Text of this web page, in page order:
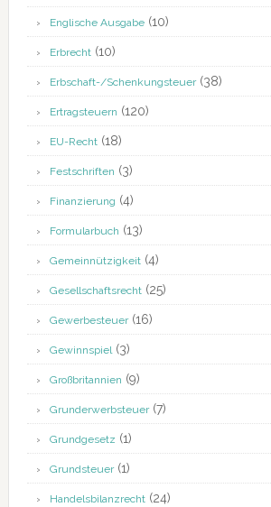
Englische Ausgabe(10)
Erbrecht(10)
Erbschaft-/Schenkungsteuer(38)
Ertragsteuern (120)
EU-Recht(18)
Festschriften (3)
Finanzierung (4)
Formularbuch (13)
Gemeinnützigkeit(4)
Gesellschaftsrecht(25)
Gewerbesteuer(16)
Gewinnspiel(3)
Großbritannien (9)
Grunderwerbsteuer(7)
Grundgesetz (1)
Grundsteuer(1)
Handelsbilanzrecht(24)